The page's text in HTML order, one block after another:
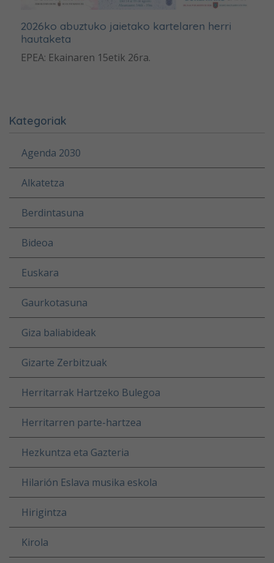
2026ko abuztuko jaietako kartelaren herri
hautaketa
EPEA: Ekainaren 15etik 26ra.
Kategoriak
Agenda 2030
Alkatetza
Berdintasuna
Bideoa
Euskara
Gaurkotasuna
Giza baliabideak
Gizarte Zerbitzuak
Herritarrak Hartzeko Bulegoa
Herritarren parte-hartzea
Hezkuntza eta Gazteria
Hilarión Eslava musika eskola
Hirigintza
Kirola